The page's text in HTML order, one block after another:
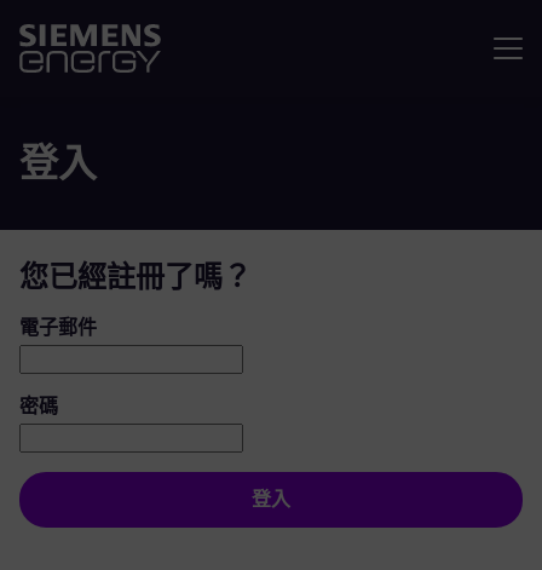
登入
您已經註冊了嗎？
登入：使用者和密碼
電子郵件
密碼
登入